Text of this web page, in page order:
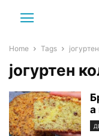
Home Tags
јогуртен
а